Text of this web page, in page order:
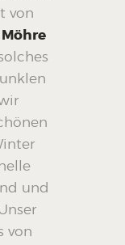
von
und
von